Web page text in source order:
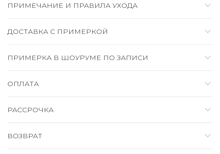
ПРИМЕЧАНИЕ И ПРАВИЛА УХОДА
ДОСТАВКА C ПРИМЕРКОЙ
ПРИМЕРКА В ШОУРУМЕ ПО ЗАПИСИ
ОПЛАТА
РАССРОЧКА
ВОЗВРАТ